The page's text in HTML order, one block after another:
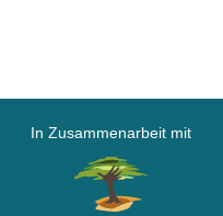
In Zusammenarbeit mit